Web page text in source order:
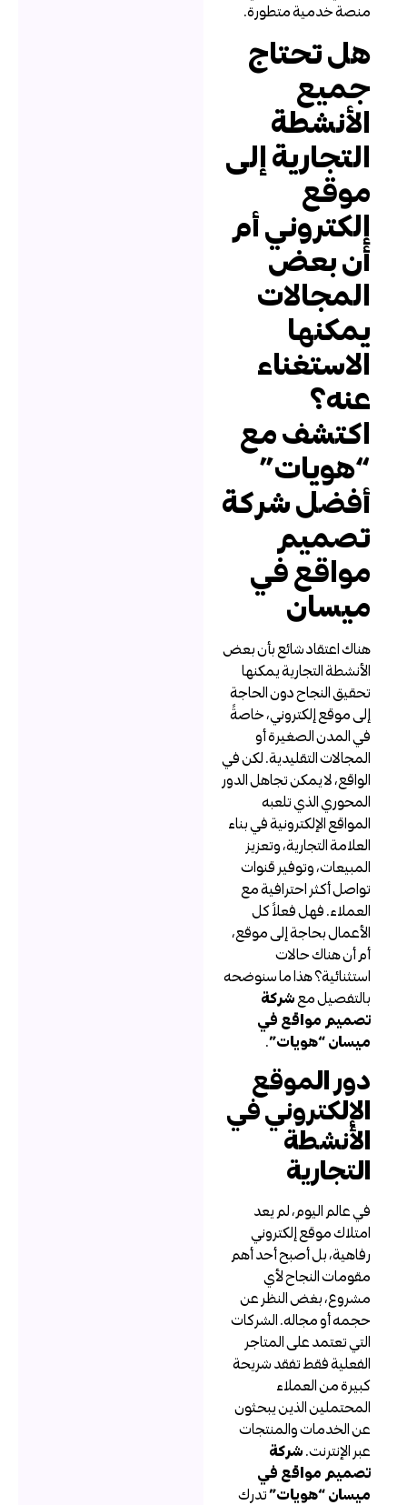
منصة خدمية متطورة.
هل تحتاج
جميع
الأنشطة
التجارية إلى
موقع
إلكتروني أم
أن بعض
المجالات
يمكنها
الاستغناء
عنه؟
اكتشف مع
“هويات”
أفضل شركة
تصميم
مواقع في
ميسان
هناك اعتقاد شائع بأن بعض
الأنشطة التجارية يمكنها
تحقيق النجاح دون الحاجة
إلى موقع إلكتروني، خاصةً
في المدن الصغيرة أو
المجالات التقليدية. لكن في
الواقع، لا يمكن تجاهل الدور
المحوري الذي تلعبه
المواقع الإلكترونية في بناء
العلامة التجارية، وتعزيز
المبيعات، وتوفير قنوات
تواصل أكثر احترافية مع
العملاء. فهل فعلاً كل
الأعمال بحاجة إلى موقع،
أم أن هناك حالات
استثنائية؟ هذا ما سنوضحه
بالتفصيل معشركة
تصميم مواقع في
ميسان “هويات”.
دور الموقع
الإلكتروني في
الأنشطة
التجارية
في عالم اليوم، لم يعد
امتلاك موقع إلكتروني
رفاهية، بل أصبح أحد أهم
مقومات النجاح لأي
مشروع، بغض النظر عن
حجمه أو مجاله. الشركات
التي تعتمد على المتاجر
الفعلية فقط تفقد شريحة
كبيرة من العملاء
المحتملين الذين يبحثون
عن الخدمات والمنتجات
عبر الإنترنت.شركة
تصميم مواقع في
ميسان “هويات”تدرك